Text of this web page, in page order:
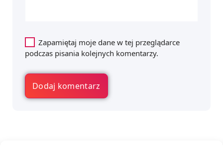
Zapamiętaj moje dane w tej przeglądarce
podczas pisania kolejnych komentarzy.